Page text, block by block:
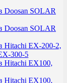
Doosan SOLAR
Doosan SOLAR
Hitachi EX-200-2,
300-5
Hitachi EX100,
Hitachi EX100,